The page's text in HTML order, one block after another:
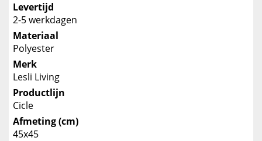
Levertijd
2-5 werkdagen
Materiaal
Polyester
Merk
Lesli Living
Productlijn
Cicle
Afmeting (cm)
45x45